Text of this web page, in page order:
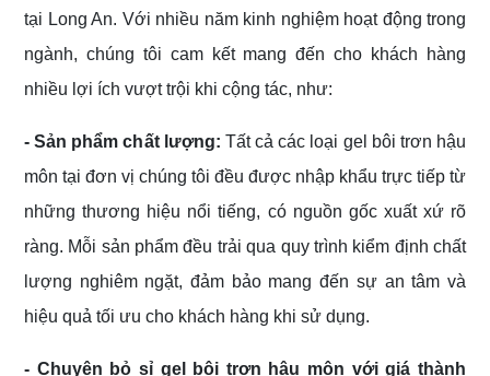
tại Long An. Với nhiều năm kinh nghiệm hoạt động trong
ngành, chúng tôi cam kết mang đến cho khách hàng
nhiều lợi ích vượt trội khi cộng tác, như:
- Sản phẩm chất lượng: Tất cả các loại gel bôi trơn hậu
môn tại đơn vị chúng tôi đều được nhập khẩu trực tiếp từ
những thương hiệu nổi tiếng, có nguồn gốc xuất xứ rõ
ràng. Mỗi sản phẩm đều trải qua quy trình kiểm định chất
lượng nghiêm ngặt, đảm bảo mang đến sự an tâm và
hiệu quả tối ưu cho khách hàng khi sử dụng.
- Chuyên bỏ sỉ gel bôi trơn hậu môn với giá thành